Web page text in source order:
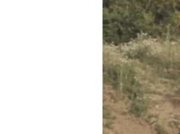
NEGLI
SPORT
MOTORISTICI
NON
DEVE
ESSERE
UNO
STRESS